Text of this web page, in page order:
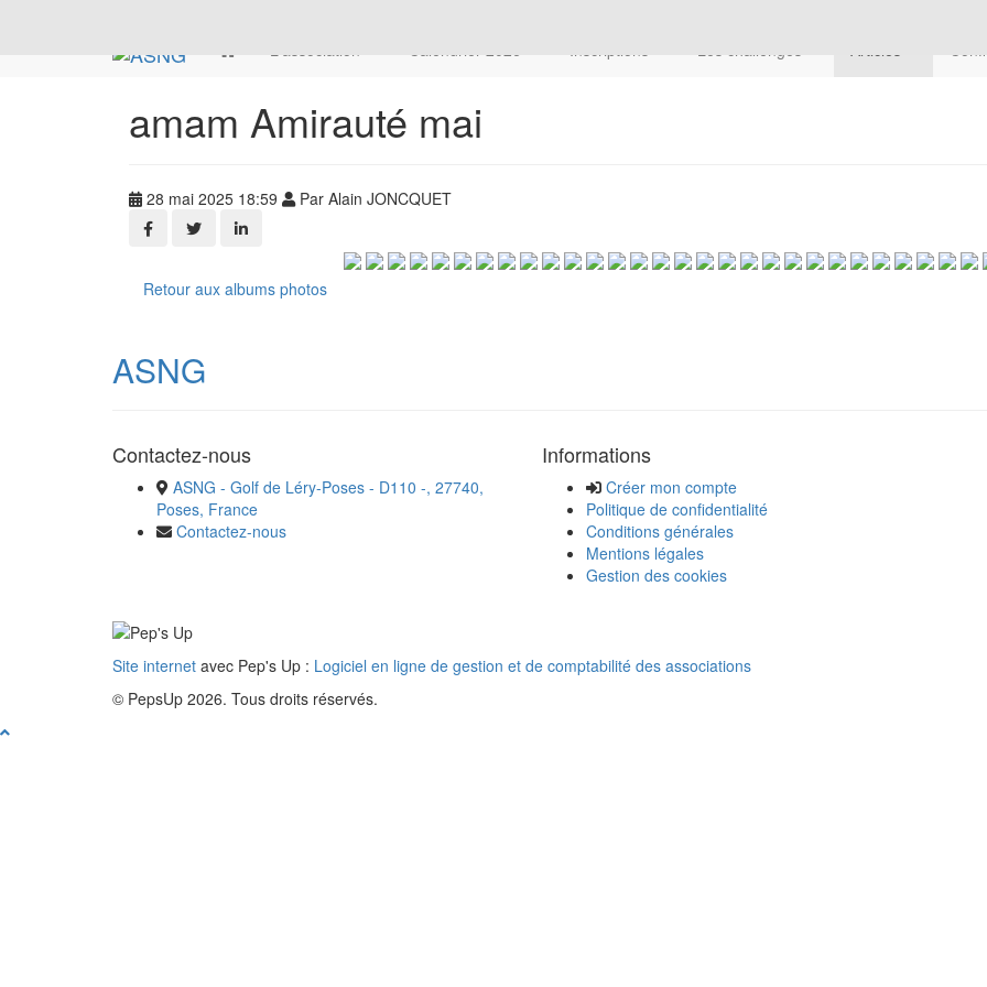
L'association
Calendrier 2026 Inscriptions Les challenges Articles
amam Amirauté mai
28 mai 2025 18:59 Par Alain JONCQUET
Retour aux albums photos
ASNG
Contactez-nous
ASNG - Golf de Léry-Poses - D110 -, 27740,
Poses, France
Contactez-nous
Informations
Créer mon compte
Politique de confidentialité
Conditions générales
Mentions légales
Gestion des cookies
Site internet avec Pep's Up : Logiciel en ligne de gestion et de comptabilité des associations
© PepsUp 2026. Tous droits réservés.